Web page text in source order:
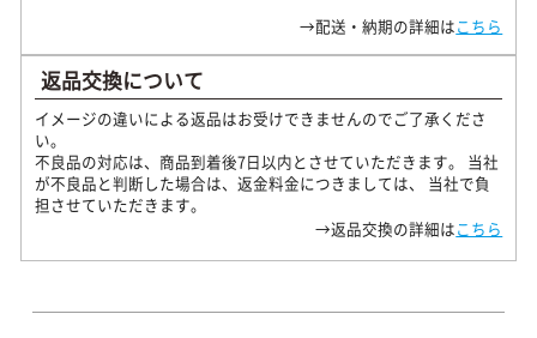
→配送・納期の詳細はこちら
返品交換について
イメージの違いによる返品はお受けできませんのでご了承くださ
い。
不良品の対応は、商品到着後7日以内とさせていただきます。 当社
が不良品と判断した場合は、返金料金につきましては、 当社で負
担させていただきます。
→返品交換の詳細はこちら